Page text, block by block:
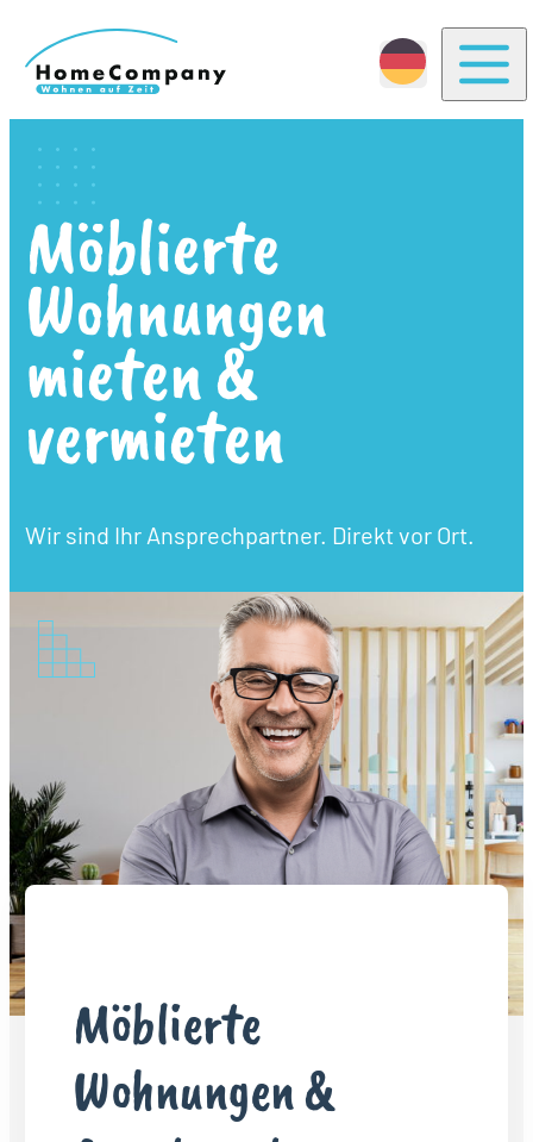
Möblierte
Wohnungen
mieten &
vermieten
Wir sind Ihr Ansprechpartner. Direkt vor Ort.
Möblierte
Wohnungen &